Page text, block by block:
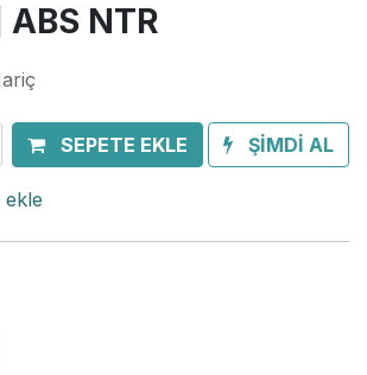
ABS NTR
SEPETE EKLE ŞİMDİ AL
ekle